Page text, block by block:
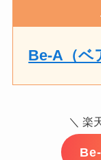
Be-A（ベ
＼ 楽